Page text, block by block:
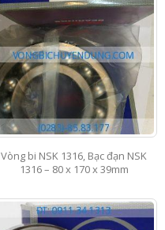
Vòng bi NSK 1316, Bạc đạn NSK
1316 – 80 x 170 x 39mm